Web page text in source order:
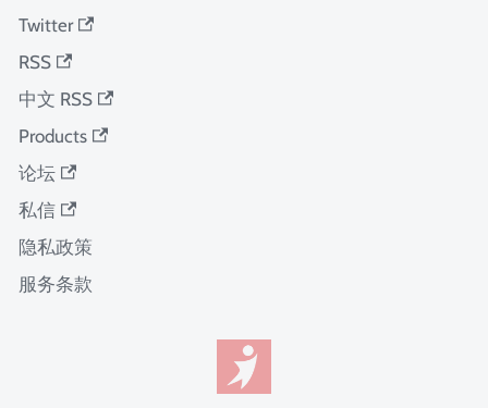
Twitter
RSS
中文 RSS
Products
论坛
私信
隐私政策
服务条款